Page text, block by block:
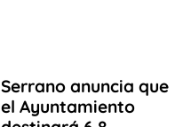
Serrano anuncia que
el Ayuntamiento